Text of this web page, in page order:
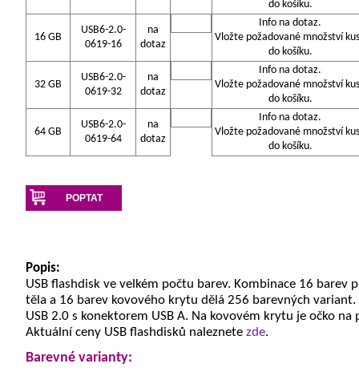
do košíku.
16 GB
USB6-2.0-
0619-16
na
dotaz
Info na dotaz.
Vložte požadované množství
do košíku.
32 GB
USB6-2.0-
0619-32
na
dotaz
Info na dotaz.
Vložte požadované množství
do košíku.
64 GB
USB6-2.0-
0619-64
na
dotaz
Info na dotaz.
Vložte požadované množství
do košíku.
POPTAT
Popis:
USB flashdisk ve velkém počtu barev. Kombinace 16 barev
těla a 16 barev kovového krytu dělá 256 barevných variant.
USB 2.0 s konektorem USB A. Na kovovém krytu je očko na
Aktuální ceny USB flashdisků naleznete zde.
Barevné varianty: